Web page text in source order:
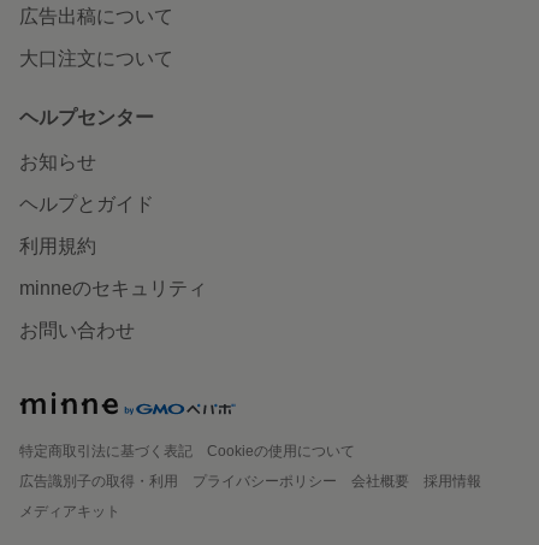
広告出稿について
大口注文について
ヘルプセンター
お知らせ
ヘルプとガイド
利用規約
minneのセキュリティ
お問い合わせ
特定商取引法に基づく表記
Cookieの使用について
広告識別子の取得・利用
プライバシーポリシー 会社概要
採用情報
メディアキット